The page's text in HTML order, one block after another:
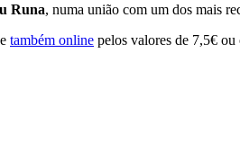
Runa, numa união com um dos mais
também online pelos valores de 7,5€